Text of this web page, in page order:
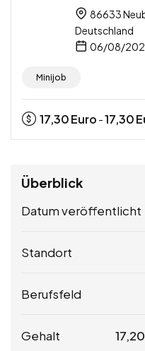
86633
Deutschland
06/08/
Minijob
17,30Euro -17,30
Überblick
Datum veröffentlicht
Standort
Berufsfeld
Gehalt 17,20